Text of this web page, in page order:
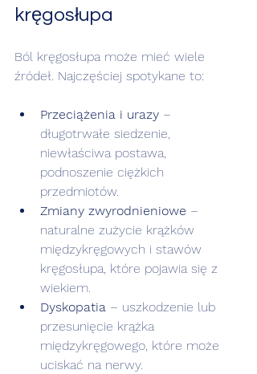
kręgosłupa
Ból kręgosłupa może mieć wiele
źródeł. Najczęściej spotykane to:
Przeciążenia i urazy –
długotrwałe siedzenie,
niewłaściwa postawa,
podnoszenie ciężkich
przedmiotów.
Zmiany zwyrodnieniowe –
naturalne zużycie krążków
międzykręgowych i stawów
kręgosłupa, które pojawia się z
wiekiem.
Dyskopatia – uszkodzenie lub
przesunięcie krążka
międzykręgowego, które może
uciskać na nerwy.